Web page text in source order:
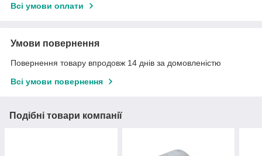
Всі умови оплати
Умови повернення
Повернення товару впродовж 14 днів за домовленістю
Всі умови повернення
Подібні товари компанії